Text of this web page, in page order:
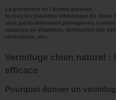
La protection de l’animal parasité.
Si tous les parasites intestinaux du chien
sont particulièrement pathogènes,
carences en vitamines, diminution des
chroniques, etc...
Vermifuge chien naturel :
efficace
Pourquoi donner un